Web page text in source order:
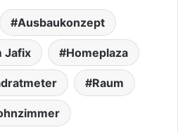
Ausbaukonzept
Jafix Homeplaza
Raum